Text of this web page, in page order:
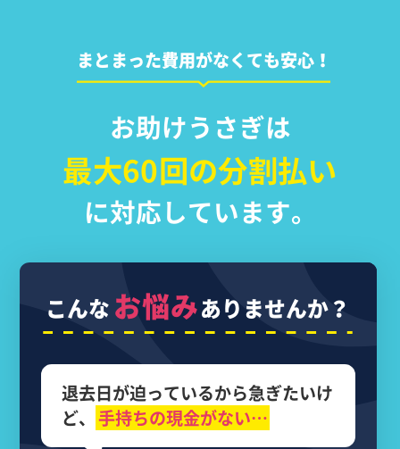
まとまった費用がなくても安心！
お助けうさぎは
最大60回の分割払い
に対応しています。
こんなお悩みありませんか？
退去日が迫っているから急ぎたいけ
ど、 手持ちの現金がない…